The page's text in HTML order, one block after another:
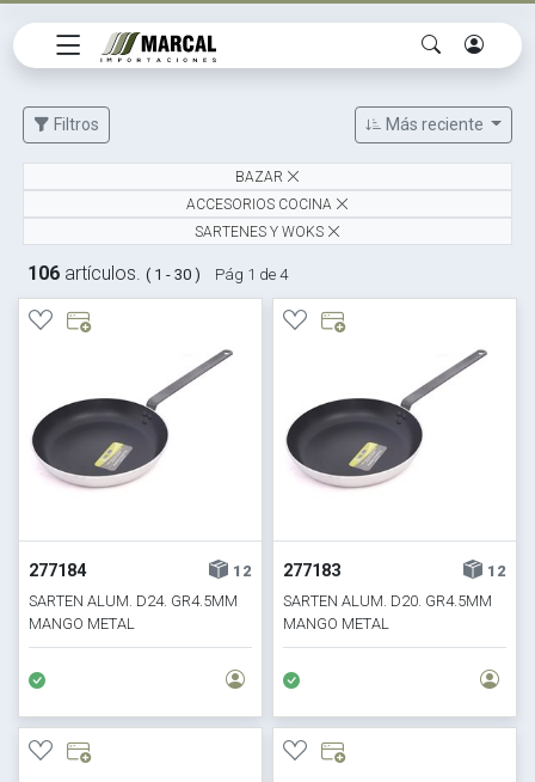
Filtros Más reciente
BAZAR
ACCESORIOS COCINA
SARTENES Y WOKS
277184
12
SARTEN ALUM. D24. GR4.5MM
MANGO METAL
277183
12
SARTEN ALUM. D20. GR4.5MM
MANGO METAL
106 artículos.( 1 - 30 ) Pág 1 de 4